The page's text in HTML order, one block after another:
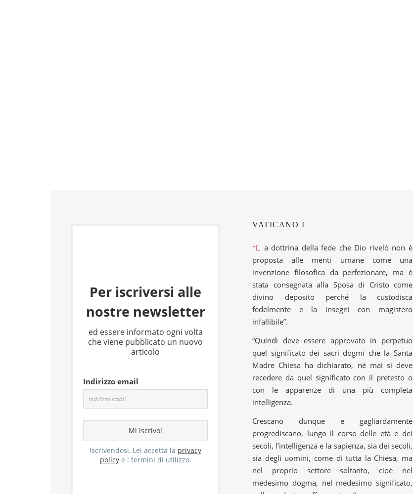
Per iscriversi alle
nostre newsletter
ed essere informato ogni volta
che viene pubblicato un nuovo
articolo
Indirizzo email
Iscrivendosi, Lei accetta la privacy
policye i termini di utilizzo.
VATICANO I
“La dottrina della fede che Dio rivelò non è
proposta alle menti umane come una
invenzione filosofica da perfezionare, ma è
stata consegnata alla Sposa di Cristo come
divino deposito perché la custodisca
fedelmente e la insegni con magistero
infallibile”.
“Quindi deve essere approvato in perpetuo
quel significato dei sacri dogmi che la Santa
Madre Chiesa ha dichiarato, né mai si deve
recedere da quel significato con il pretesto o
con le apparenze di una più completa
intelligenza.
Crescano dunque e gagliardamente
progrediscano, lungo il corso delle età e dei
secoli, l’intelligenza e la sapienza, sia dei secoli,
sia degli uomini, come di tutta la Chiesa, ma
nel proprio settore soltanto, cioè nel
medesimo dogma, nel medesimo significato,